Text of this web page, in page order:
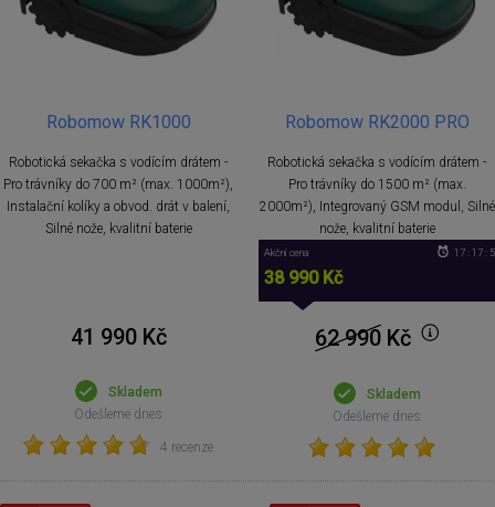
Robomow RK1000
Robotická sekačka s vodícím drátem -
Pro trávníky do 700 m² (max. 1000m²),
Instalační kolíky a obvod. drát v balení,
Silné nože, kvalitní baterie
41 990 Kč
Skladem
Odešleme dnes
4 recenze
Robomow RK2000 PRO
Robotická sekačka s vodícím drátem -
Pro trávníky do 1500 m² (max.
2000m²), Integrovaný GSM modul, Silné
nože, kvalitní baterie
Akční cena
38 990 Kč
17 : 17 :
62 990Kč
Skladem
Odešleme dnes